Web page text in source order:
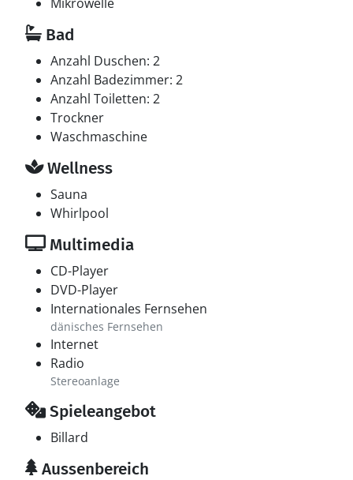
Bad
Anzahl Duschen: 2
Anzahl Badezimmer: 2
Anzahl Toiletten: 2
Trockner
Waschmaschine
Wellness
Sauna
Whirlpool
Multimedia
CD-Player
DVD-Player
Internationales Fernsehen
dänisches Fernsehen
Internet
Radio
Stereoanlage
Spieleangebot
Billard
Aussenbereich